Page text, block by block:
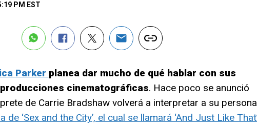
PM EST
Parker planea dar mucho de qué hablar con sus
cinematográficas. Hace poco se anunció
de Carrie Bradshaw volverá a interpretar a su
de ‘Sex and the City’, el cual se llamará ‘And Just Like